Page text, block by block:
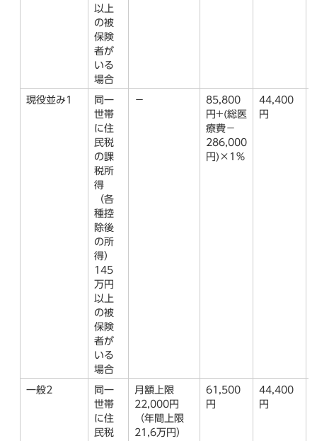
以上
の被
保険
者が
いる
場合
現役並み1
同一
世帯
に住
民税
の課
税所
得
（各
種控
除後
の所
得）
145
万円
以上
の被
保険
者が
いる
場合
－
85,800
円+(総医
療費－
286,000
円)×1％
44,400
円
一般2
同一
世帯
に住
民税
月額上限
22,000円
（年間上限
21,6万円）
61,500
円
44,400
円